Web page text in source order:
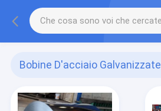
Bobine D'acciaio Galvanizzate